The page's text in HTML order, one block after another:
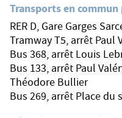
Transports en
RER D, Gare Garges
Tramway T5, arrêt Paul
Bus 368, arrêt Louis
Bus 133, arrêt Paul
Théodore Bullier
Bus 269, arrêt Place du